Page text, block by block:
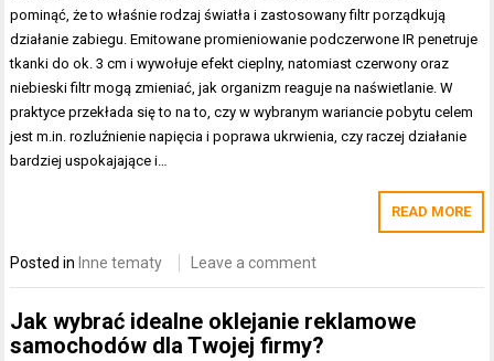
pominąć, że to właśnie rodzaj światła i zastosowany filtr porządkują
działanie zabiegu. Emitowane promieniowanie podczerwone IR penetruje
tkanki do ok. 3 cm i wywołuje efekt cieplny, natomiast czerwony oraz
niebieski filtr mogą zmieniać, jak organizm reaguje na naświetlanie. W
praktyce przekłada się to na to, czy w wybranym wariancie pobytu celem
jest m.in. rozluźnienie napięcia i poprawa ukrwienia, czy raczej działanie
bardziej uspokajające i…
READ MORE
Posted in Inne tematy Leave a comment
Jak wybrać idealne oklejanie reklamowe
samochodów dla Twojej firmy?